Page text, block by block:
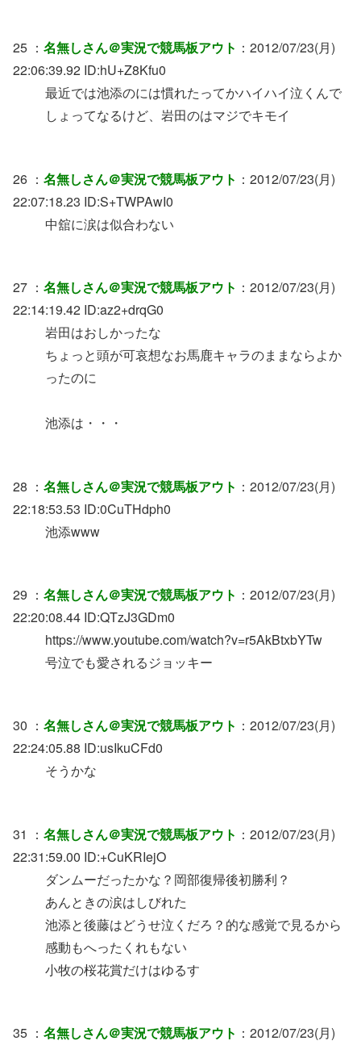
25 ： 名無しさん＠実況で競馬板アウト ：2012/07/23(月)
22:06:39.92 ID:hU+Z8Kfu0
最近では池添のには慣れたってかハイハイ泣くんで
しょってなるけど、岩田のはマジでキモイ
26 ： 名無しさん＠実況で競馬板アウト ：2012/07/23(月)
22:07:18.23 ID:S+TWPAwI0
中舘に涙は似合わない
27 ： 名無しさん＠実況で競馬板アウト ：2012/07/23(月)
22:14:19.42 ID:az2+drqG0
岩田はおしかったな
ちょっと頭が可哀想なお馬鹿キャラのままならよか
ったのに
池添は・・・
28 ： 名無しさん＠実況で競馬板アウト ：2012/07/23(月)
22:18:53.53 ID:0CuTHdph0
池添www
29 ： 名無しさん＠実況で競馬板アウト ：2012/07/23(月)
22:20:08.44 ID:QTzJ3GDm0
https://www.youtube.com/watch?v=r5AkBtxbYTw
号泣でも愛されるジョッキー
30 ： 名無しさん＠実況で競馬板アウト ：2012/07/23(月)
22:24:05.88 ID:usIkuCFd0
そうかな
31 ： 名無しさん＠実況で競馬板アウト ：2012/07/23(月)
22:31:59.00 ID:+CuKRIejO
ダンムーだったかな？岡部復帰後初勝利？
あんときの涙はしびれた
池添と後藤はどうせ泣くだろ？的な感覚で見るから
感動もへったくれもない
小牧の桜花賞だけはゆるす
35 ： 名無しさん＠実況で競馬板アウト ：2012/07/23(月)